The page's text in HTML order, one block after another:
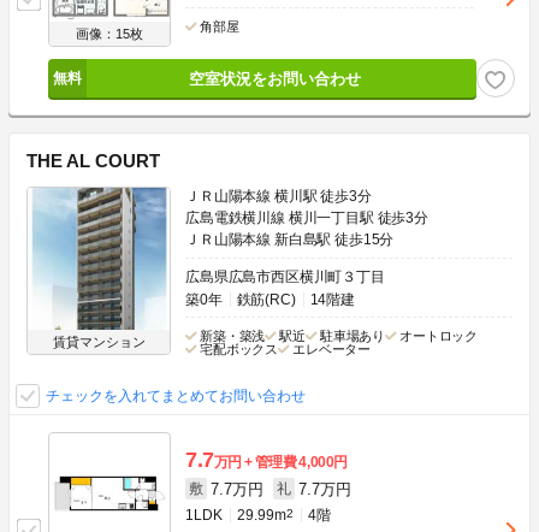
画像：15枚
角部屋
空室状況をお問い合わせ
THE AL COURT
賃貸マンション
ＪＲ山陽本線 横川駅 徒歩3分
広島電鉄横川線 横川一丁目駅 徒歩3分
ＪＲ山陽本線 新白島駅 徒歩15分
広島県広島市西区横川町３丁目
築0年
鉄筋(RC) 14階建
新築・築浅 駅近 駐車場あり
オートロック
宅配ボックス
エレベーター
チェックを入れてまとめてお問い合わせ
7.7万円 管理費4,000円
敷 7.7万円 礼 7.7万円
1LDK 29.99m2 4階